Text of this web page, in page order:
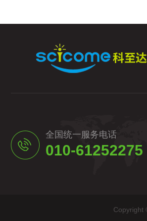
全国统一服务电话
010-61252275
Copyright